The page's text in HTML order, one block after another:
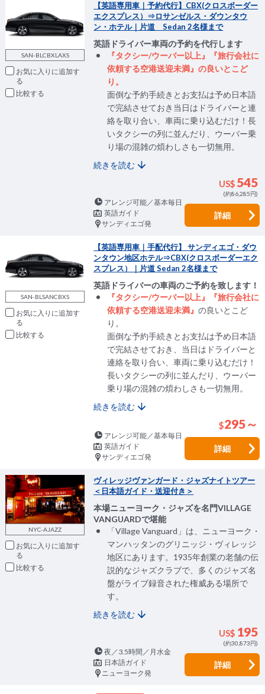
SAN-BLCBXLAXS
お気に入りに追加
比較
【英語専用車｜予約代行】CBX(クロスボーダー
エクスプレス）⇒ロサンゼルス・ダウンタウ
ン・ホテル｜片道 Sedan 2名様まで
英語ドライバー車両の予約を代行します
『タクシー/ウーバー以上』『旅行会社に
依頼する空港送迎未満』の良いとこど
り。
面倒な予約手続きとお支払は予め日本語
で完結させておき当日はドライバーと連
絡を取り合い、車両に乗り込むだけ！長
いタクシーの列に並んだり、ウーバー乗
り場の混雑の煩わしさも一切無用。
続きを読む
US$ 545
(約86,285円)
アレンジ可能／基本毎日
英語ガイド
サンディエゴ発
詳細
SAN-BLSANCBXS
お気に入りに追加
比較
【英語専用車｜手配代行】 サンディエゴ・ダウ
ンタウン地区ホテル⇒CBX(クロスボーダーエク
スプレス）｜片道 Sedan 2名様まで
英語ドライバーの車両のご予約を致します！
『タクシー/ウーバー以上』『旅行会社に
依頼する空港送迎未満』の良いとこど
り。
面倒な予約手続きとお支払は予め日本語
で完結させておき、当日はドライバーと
連絡を取り合い、車両に乗り込むだけ！
長いタクシーの列に並んだり、ウーバー
乗り場の混雑の煩わしさも一切無用。
続きを読む
$295～
アレンジ可能／基本毎日
英語ガイド
サンディエゴ発
詳細
NYC-AJAZZ
お気に入りに追加
比較
ヴィレッジヴァンガード・ジャズナイトツアー
＜日本語ガイド・送迎付き＞
本場ニューヨーク・ジャズを名門VILLAGE
VANGUARDで堪能
「Village Vanguard」は、ニューヨーク・
マンハッタンのグリニッジ・ヴィレッジ
地区にあります。1935年創業の老舗の伝
説的なジャズクラブで、多くのジャズ名
盤がライブ録音された権威ある場所で
す。
続きを読む
US$ 195
(約30,873円)
夜／3.5時間／月水金
日本語ガイド
ニューヨーク発
詳細